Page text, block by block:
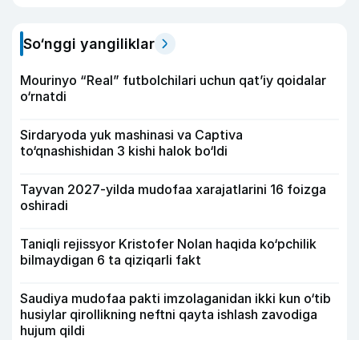
So‘nggi yangiliklar
Mourinyo “Real” futbolchilari uchun qat’iy qoidalar
o‘rnatdi
Sirdaryoda yuk mashinasi va Captiva
to‘qnashishidan 3 kishi halok bo‘ldi
Tayvan 2027-yilda mudofaa xarajatlarini 16 foizga
oshiradi
Taniqli rejissyor Kristofer Nolan haqida ko‘pchilik
bilmaydigan 6 ta qiziqarli fakt
Saudiya mudofaa pakti imzolaganidan ikki kun o‘tib
husiylar qirollikning neftni qayta ishlash zavodiga
hujum qildi